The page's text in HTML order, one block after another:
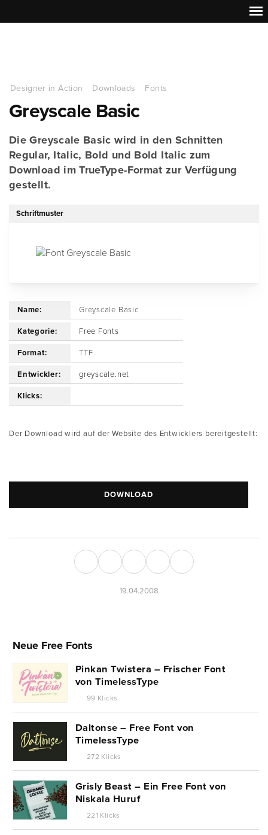
Designer in Action Downloads Fonts
Greyscale Basic
Die Greyscale Basic wird in den Schnitten
Regular, Italic, Bold und Bold Italic zum
Download im TrueType-Format zur Verfügung
gestellt.
Schriftmuster
Name: Greyscale Basic
Kategorie: Free Fonts
Format: TTF
Entwickler: greyscale.net
Klicks:
Der Download wird auf der Website des Entwicklers bereitgestellt:
DOWNLOAD
19.04.2008
Neue Free Fonts
Pinkan Twistera – Frischer Font
von TimelessType
99 Klicks
Daltonse – Free Font von
TimelessType
272 Klicks
Grisly Beast – Ein Free Font von
Niskala Huruf
221 Klicks